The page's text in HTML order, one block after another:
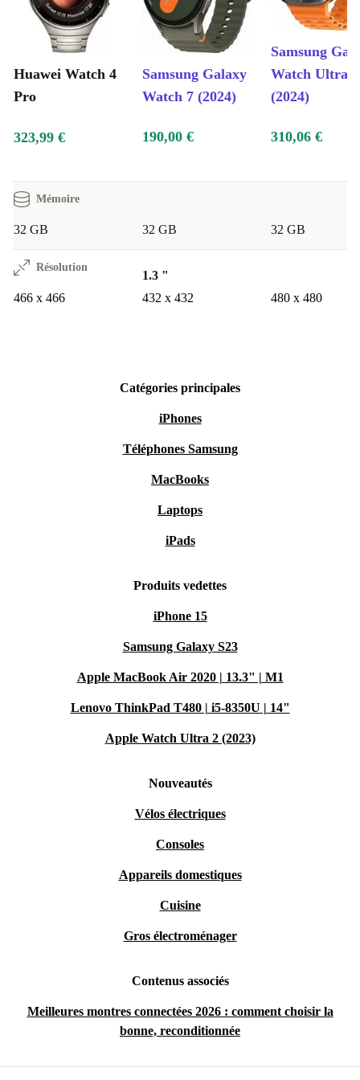
Huawei Watch 4
Pro
Samsung Galaxy
Watch 7 (2024)
Samsung
Watch Ultra
(2024)
323,99 € 190,00 € 310,06 €
Mémoire
32 GB 32 GB 32 GB
Résolution
466 x 466
1.3 "
432 x 432
480 x 480
Catégories principales
iPhones
Téléphones Samsung
MacBooks
Laptops
iPads
Produits vedettes
iPhone 15
Samsung Galaxy S23
Apple MacBook Air 2020 | 13.3" | M1
Lenovo ThinkPad T480 | i5-8350U | 14"
Apple Watch Ultra 2 (2023)
Nouveautés
Vélos électriques
Consoles
Appareils domestiques
Cuisine
Gros électroménager
Contenus associés
Meilleures montres connectées 2026 : comment choisir la
bonne, reconditionnée